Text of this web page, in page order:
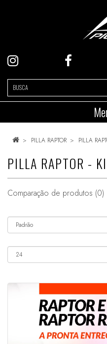
PILLA RAPTOR PILLA
PILLA RAPTOR -
Comparação de produtos (0)